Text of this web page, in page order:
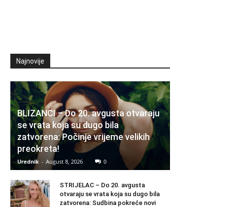
Najnovije
BLIZANCI – Do 20. avgusta otvaraju
se vrata koja su dugo bila
zatvorena: Počinje vrijeme velikih
preokreta!
Urednik - August 8, 2026 0
STRIJELAC – Do 20. avgusta
otvaraju se vrata koja su dugo bila
zatvorena: Sudbina pokreće novi